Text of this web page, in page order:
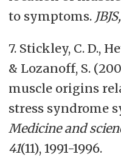
to symptoms.
7. Stickley, C. D.,
& Lozanoff, S.
muscle origins
stress syndrome
Medicine and
41(11), 1991-1996.